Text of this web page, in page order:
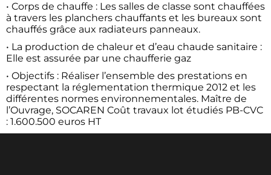
• Corps de chauffe : Les salles de classe sont chauffées
à travers les planchers chauffants et les bureaux sont
chauffés grâce aux radiateurs panneaux.
• La production de chaleur et d’eau chaude sanitaire :
Elle est assurée par une chaufferie gaz
• Objectifs : Réaliser l’ensemble des prestations en
respectant la réglementation thermique 2012 et les
différentes normes environnementales. Maître de
l’Ouvrage, SOCAREN Coût travaux lot étudiés PB-CVC
: 1.600.500 euros HT